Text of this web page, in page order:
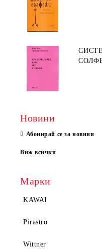
Новини
Абонирай се за новини
Виж всички
Марки
KAWAI
Pirastro
Wittner